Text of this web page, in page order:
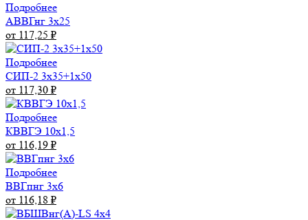
Подробнее
АВВГнг 3х25
от 117,25 ₽
Подробнее
СИП-2 3х35+1х50
от 117,30 ₽
Подробнее
КВВГЭ 10х1,5
от 116,19 ₽
Подробнее
ВВГпнг 3х6
от 116,18 ₽